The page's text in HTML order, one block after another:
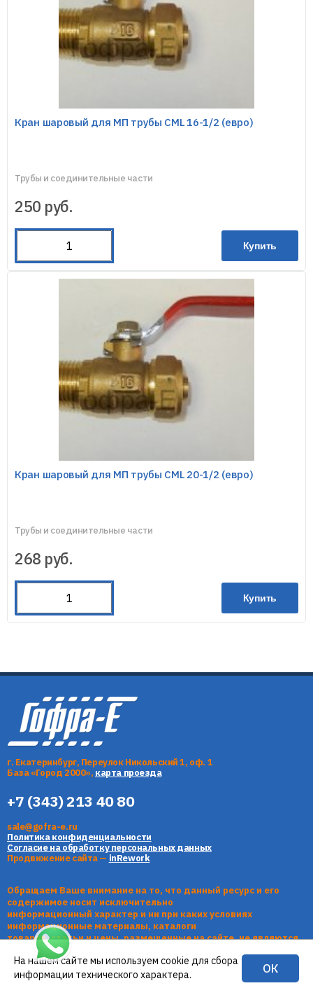
Кран шаровый для МП трубы CML 16-1/2 (евро)
Трубы и соединительные части
250 руб.
Купить
Кран шаровый для МП трубы CML 20-1/2 (евро)
Трубы и соединительные части
268 руб.
Купить
г. Екатеринбург, Переулок Никольский 1, оф. 1
База «Город 2000», карта проезда
+7 (343) 213 40 80
sale@gofra-e.ru
Политика конфиденциальности
Согласие на обработку персональных данных
Продвижение сайта — inRework
Обращаем Ваше внимание на то, что данный ресурс и его
содержимое носит исключительно
информационный характер и ни при каких условиях
информационные материалы, каталоги
товаров, статьи и цены, размещенные на сайте, не являются
публичной офертой, определяемой
положениями Статьи 437 Гражданского кодекса РФ.
На нашем сайте мы используем cookie для сбора
информации технического характера.
ОК